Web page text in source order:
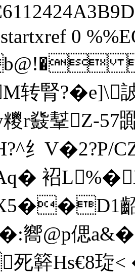
0

转腎?�e]\
r鼗鞤Z-
纟
袑
齠
�:嚮@p偲
簳Hs€8琁 <